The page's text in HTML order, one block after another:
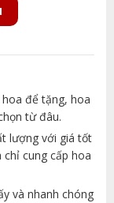
để tặng, hoa
từ đâu.
lượng với giá tốt
cung cấp hoa
và nhanh chóng